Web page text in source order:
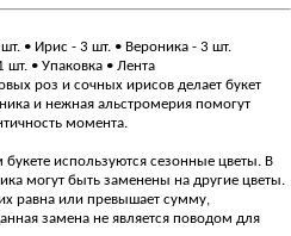
• Ирис - 3 шт. • Вероника - 3 шт.
• Упаковка • Лента
роз и сочных ирисов делает букет
и нежная альстромерия помогут
момента.
используются сезонные цветы. В
могут быть заменены на другие цветы.
равна или превышает сумму,
замена не является поводом для